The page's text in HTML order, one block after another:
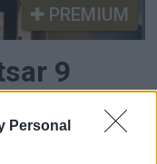
Personal
PREMIUM
9
2033